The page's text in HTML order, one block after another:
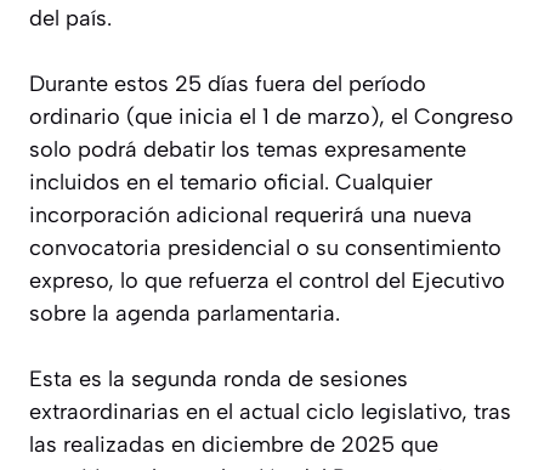
del país.
Durante estos 25 días fuera del período
ordinario (que inicia el 1 de marzo), el Congreso
solo podrá debatir los temas expresamente
incluidos en el temario oficial. Cualquier
incorporación adicional requerirá una nueva
convocatoria presidencial o su consentimiento
expreso, lo que refuerza el control del Ejecutivo
sobre la agenda parlamentaria.
Esta es la segunda ronda de sesiones
extraordinarias en el actual ciclo legislativo, tras
las realizadas en diciembre de 2025 que